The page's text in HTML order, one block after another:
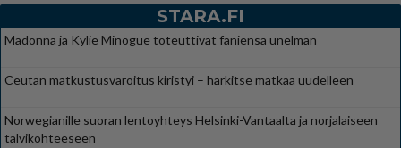
STARA.FI
Madonna ja Kylie Minogue toteuttivat faniensa unelman
Ceutan matkustusvaroitus kiristyi – harkitse matkaa uudelleen
Norwegianille suoran lentoyhteys Helsinki-Vantaalta ja norjalaiseen
talvikohteeseen